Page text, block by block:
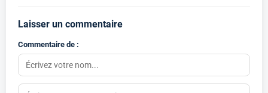
Laisser un commentaire
Commentaire de :